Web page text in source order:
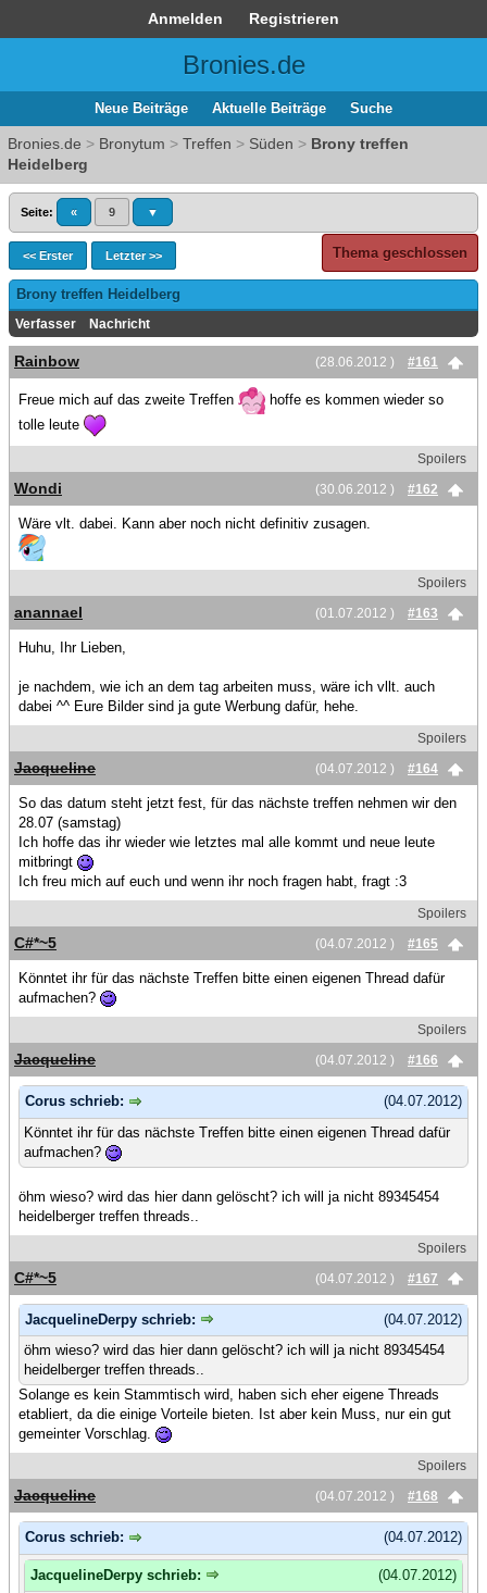
Anmelden Registrieren
Bronies.de
Neue Beiträge Aktuelle Beiträge Suche
Bronies.de > Bronytum > Treffen > Süden > Brony treffen
Heidelberg
Seite: « 9 ▼
<< Erster Letzter >> Thema geschlossen
Brony treffen Heidelberg
Verfasser Nachricht
(28.06.2012 ) #161
Rainbow
Freue mich auf das zweite Treffen
hoffe es kommen wieder so
tolle leute
Spoilers
(30.06.2012 )
#162
Wondi
Wäre vlt. dabei. Kann aber noch nicht definitiv zusagen.
Spoilers
(01.07.2012 )
#163
anannael
Huhu, Ihr Lieben,
je nachdem, wie ich an dem tag arbeiten muss, wäre ich vllt. auch
dabei ^^ Eure Bilder sind ja gute Werbung dafür, hehe.
Spoilers
(04.07.2012 )
#164
Jacqueline
So das datum steht jetzt fest, für das nächste treffen nehmen wir den
28.07 (samstag)
Ich hoffe das ihr wieder wie letztes mal alle kommt und neue leute
mitbringt
Ich freu mich auf euch und wenn ihr noch fragen habt, fragt :3
Spoilers
(04.07.2012 )
#165
C#*~5
Könntet ihr für das nächste Treffen bitte einen eigenen Thread dafür
aufmachen?
Spoilers
(04.07.2012 )
#166
Jacqueline
(04.07.2012)
Corus schrieb:
Könntet ihr für das nächste Treffen bitte einen eigenen Thread dafür
aufmachen?
öhm wieso? wird das hier dann gelöscht? ich will ja nicht 89345454
heidelberger treffen threads..
Spoilers
(04.07.2012 )
#167
C#*~5
(04.07.2012)
JacquelineDerpy schrieb:
öhm wieso? wird das hier dann gelöscht? ich will ja nicht 89345454
heidelberger treffen threads..
Solange es kein Stammtisch wird, haben sich eher eigene Threads
etabliert, da die einige Vorteile bieten. Ist aber kein Muss, nur ein gut
gemeinter Vorschlag.
Spoilers
(04.07.2012 )
#168
Jacqueline
(04.07.2012)
Corus schrieb:
(04.07.2012)
JacquelineDerpy schrieb: